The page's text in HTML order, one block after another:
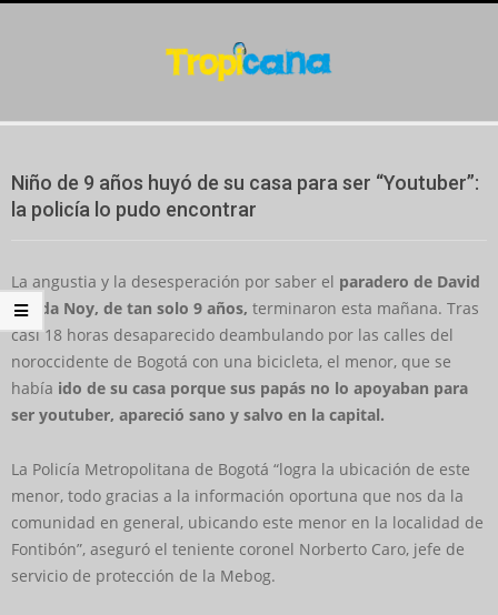
Menu
Niño de 9 años huyó de su casa para ser “Youtuber”:
la policía lo pudo encontrar
La angustia y la desesperación por saber el paradero de David
Rueda Noy, de tan solo 9 años, terminaron esta mañana. Tras
casi 18 horas desaparecido deambulando por las calles del
noroccidente de Bogotá con una bicicleta, el menor, que se
había ido de su casa porque sus papás no lo apoyaban para
ser youtuber, apareció sano y salvo en la capital.
La Policía Metropolitana de Bogotá “logra la ubicación de este
menor, todo gracias a la información oportuna que nos da la
comunidad en general, ubicando este menor en la localidad de
Fontibón”, aseguró el teniente coronel Norberto Caro, jefe de
servicio de protección de la Mebog.